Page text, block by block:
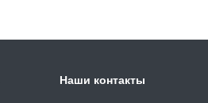
Наши контакты